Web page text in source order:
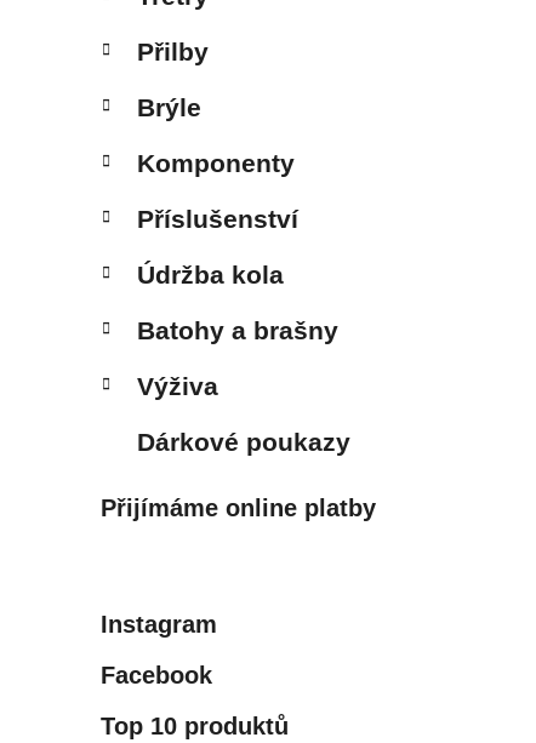
Přilby
Brýle
Komponenty
Příslušenství
Údržba kola
Batohy a brašny
Výživa
Dárkové poukazy
Přijímáme online platby
Instagram
Facebook
Top 10 produktů